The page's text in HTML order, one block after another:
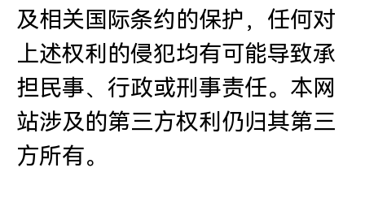
及相关国际条约的保护，任何对
上述权利的侵犯均有可能导致承
担民事、行政或刑事责任。本网
站涉及的第三方权利仍归其第三
方所有。